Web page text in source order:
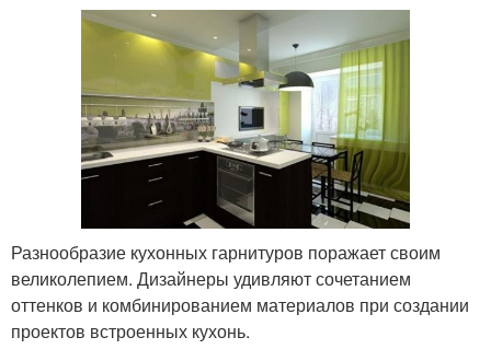
Разнообразие кухонных гарнитуров поражает своим
великолепием. Дизайнеры удивляют сочетанием
оттенков и комбинированием материалов при создании
проектов встроенных кухонь.